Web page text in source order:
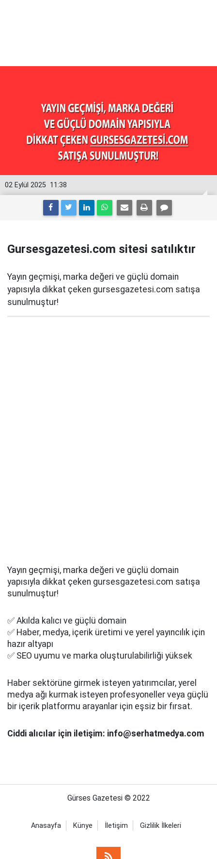
11:38
02 Eylül 2025
Gursesgazetesi.com sitesi satılıktır
Yayın geçmişi, marka değeri ve güçlü domain
yapısıyla dikkat çeken gursesgazetesi.com satışa
sunulmuştur!
Yayın geçmişi, marka değeri ve güçlü domain
yapısıyla dikkat çeken gursesgazetesi.com satışa
sunulmuştur!
✅ Akılda kalıcı ve güçlü domain
✅ Haber, medya, içerik üretimi ve yerel yayıncılık için
hazır altyapı
✅ SEO uyumu ve marka oluşturulabilirliği yüksek
Haber sektörüne girmek isteyen yatırımcılar, yerel
medya ağı kurmak isteyen profesyoneller veya güçlü
bir içerik platformu arayanlar için eşsiz bir fırsat.
Ciddi alıcılar için iletişim: info@serhatmedya.com
Gürses Gazetesi © 2022
Anasayfa Künye İletişim Gizlilik İlkeleri